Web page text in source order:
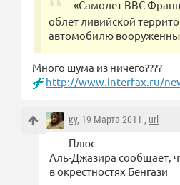
«Самолет ВВС
облет ливийской
автомобилю
Много шума из ничего????
http://www.interfax.ru/
ку, 19 Марта 2011 , url
Плюс
Аль-Джазира сообщает,
в окрестностях Бенгази